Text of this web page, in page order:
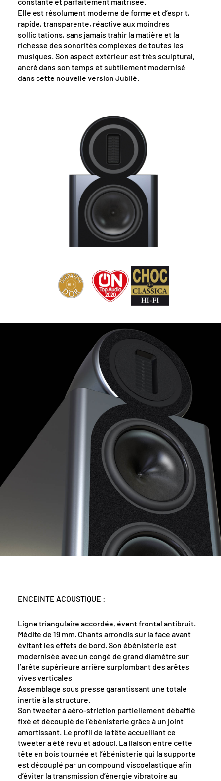
Elle est résolument moderne de forme et d’esprit,
rapide, transparente, réactive aux moindres
sollicitations, sans jamais trahir la matière et la
richesse des sonorités complexes de toutes les
musiques. Son aspect extérieur est très sculptural,
ancré dans son temps et subtilement modernisé
dans cette nouvelle version Jubilé.
ENCEINTE ACOUSTIQUE :
Ligne triangulaire accordée, évent frontal antibruit.
Médite de 19 mm. Chants arrondis sur la face avant
évitant les effets de bord. Son ébénisterie est
modernisée avec un congé de grand diamètre sur
l’arête supérieure arrière surplombant des arêtes
vives verticales
Assemblage sous presse garantissant une totale
inertie à la structure.
Son tweeter à aéro-striction partiellement débafflé
fixé et découplé de l’ébénisterie grâce à un joint
amortissant. Le profil de la tête accueillant ce
tweeter a été revu et adouci. La liaison entre cette
tête en bois tournée et l’ébénisterie qui la supporte
est découplé par un compound viscoélastique afin
d’éviter la transmission d’énergie vibratoire au